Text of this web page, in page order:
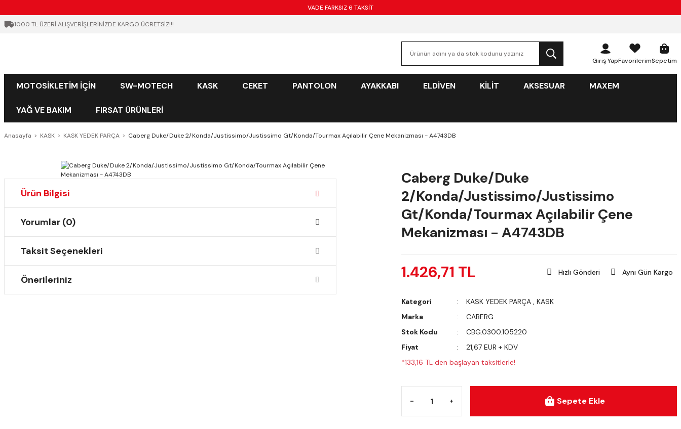
VADE FARKSIZ 6 TAKSİT
1000 TL ÜZERİ ALIŞVERİŞLERİNİZDE KARGO ÜCRETSİZ!!!
Giriş YapFavorilerimSepetim
MOTOSİKLETİM İÇİN SW-MOTECH KASK CEKET PANTOLON AYAKKABI ELDİVEN KİLİT AKSESUAR MAXEM
YAĞ VE BAKIM FIRSAT ÜRÜNLERİ
Anasayfa KASK KASK YEDEK PARÇA Caberg Duke/Duke 2/Konda/Justissimo/Justissimo Gt/Konda/Tourmax Açılabilir Çene Mekanizması - A4743DB
Ürün Bilgisi
Yorumlar (0)
Taksit Seçenekleri
Önerileriniz
Caberg Duke/Duke
2/Konda/Justissimo/Justissimo
Gt/Konda/Tourmax Açılabilir Çene
Mekanizması - A4743DB
1.426,71 TL Hızlı Gönderi Aynı Gün Kargo
Kategori KASK YEDEK PARÇA , KASK
Marka
CABERG
Stok Kodu
CBG.0300.105220
Fiyat
21,67 EUR + KDV
*133,16 TL den başlayan taksitlerle!
Sepete Ekle